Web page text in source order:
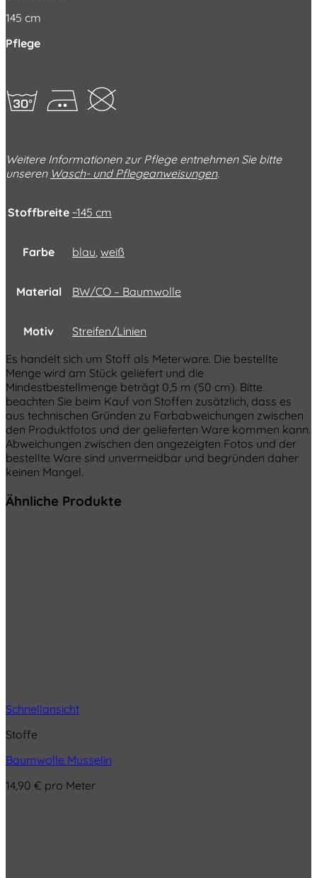
145 cm
Pflege
gEK
Weitere Informationen zur Pflege entnehmen Sie bitte
unseren Wasch- und Pflegeanweisungen.
Stoffbreite ~145 cm
Farbe blau weiß
Material BW/CO – Baumwolle
Motiv
Streifen/Linien
Es handelt sich um Stoff als Meterware. Die bestellte
Menge wird am Stück geliefert und die
Mindestbestellmenge beträgt 0,5 m (50 cm). Bitte
beachten Sie beim Kauf von Stoffen zusätzlich, dass es
aus technischen Gründen zu Farbabweichungen zwischen
den Produktfotos und der gelieferten Ware kommen kann.
Abweichungen zwischen den angezeigten Fotos und der
bestellte Ware sind unvermeidbar und begründen daher
keinen Mangel.
Ähnliche Produkte
Schnellansicht
Stoffe
Baumwolle Musselin
14,90 € pro Meter